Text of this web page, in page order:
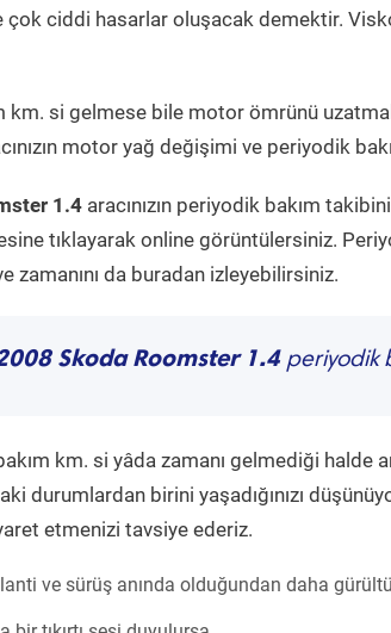
ciddi hasarlar oluşacak demektir.
km. si gelmese bile motor ömrünü
motor yağ değişimi ve periyodik
1.4 aracınızın periyodik bakım takibini
tıklayarak online görüntülersiniz.
zamanını da buradan izleyebilirsiniz.
Skoda Roomster 1.4periyodik
km. si yâda zamanı gelmediği halde
durumlardan birini yaşadığınızı
etmenizi tavsiye ederiz.
ve sürüş anında olduğundan daha